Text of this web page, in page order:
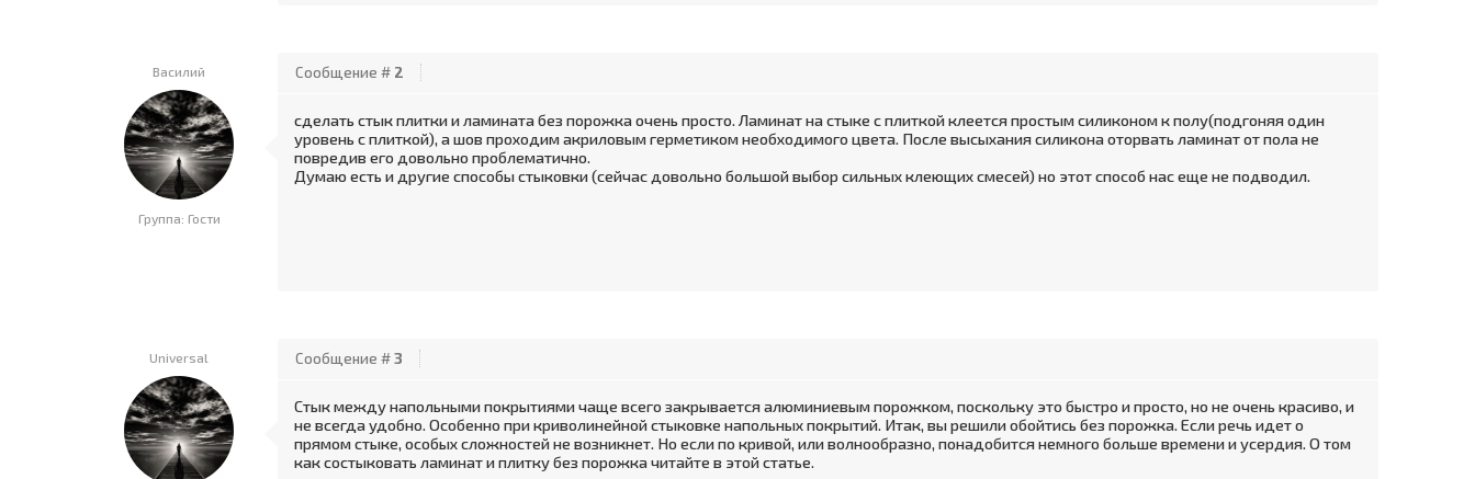
Василий
Группа: Гости
Сообщение # 2
сделать стык плитки и ламината без порожка очень просто. Ламинат на стыке с плиткой клеется простым силиконом к полу(подгоняя один
уровень с плиткой), а шов проходим акриловым герметиком необходимого цвета. После высыхания силикона оторвать ламинат от пола не
повредив его довольно проблематично.
Думаю есть и другие способы стыковки (сейчас довольно большой выбор сильных клеющих смесей) но этот способ нас еще не подводил.
Universal Сообщение #3
Стык между напольными покрытиями чаще всего закрывается алюминиевым порожком, поскольку это быстро и просто, но не очень красиво, и
не всегда удобно. Особенно при криволинейной стыковке напольных покрытий. Итак, вы решили обойтись без порожка. Если речь идет о
прямом стыке, особых сложностей не возникнет. Но если по кривой, или волнообразно, понадобится немного больше времени и усердия. О том
как состыковать ламинат и плитку без порожка читайте в этой статье.